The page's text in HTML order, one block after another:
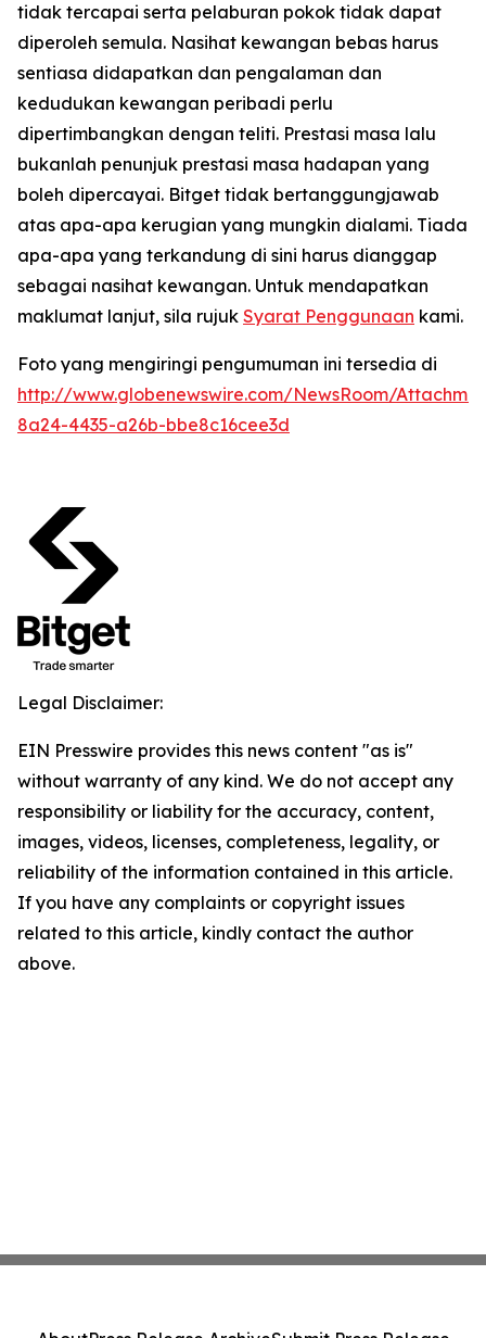
tidak tercapai serta pelaburan pokok tidak dapat
diperoleh semula. Nasihat kewangan bebas harus
sentiasa didapatkan dan pengalaman dan
kedudukan kewangan peribadi perlu
dipertimbangkan dengan teliti. Prestasi masa lalu
bukanlah penunjuk prestasi masa hadapan yang
boleh dipercayai. Bitget tidak bertanggungjawab
atas apa-apa kerugian yang mungkin dialami. Tiada
apa-apa yang terkandung di sini harus dianggap
sebagai nasihat kewangan. Untuk mendapatkan
maklumat lanjut, sila rujuk Syarat Penggunaan kami.
Foto yang mengiringi pengumuman ini tersedia di
http://www.globenewswire.com/NewsRoom/
8a24-4435-a26b-bbe8c16cee3d
Legal Disclaimer:
EIN Presswire provides this news content "as is"
without warranty of any kind. We do not accept any
responsibility or liability for the accuracy, content,
images, videos, licenses, completeness, legality, or
reliability of the information contained in this article.
If you have any complaints or copyright issues
related to this article, kindly contact the author
above.